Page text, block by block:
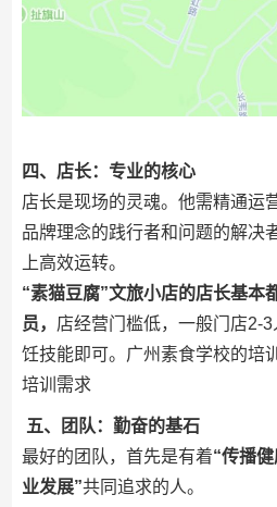
四、店长：专业的核心
店长是现场的灵魂。他需精通运
品牌理念的践行者和问题的解决
上高效运转。
“素猫豆腐”文旅小店的店长基本
员， 店经营门槛低，一般门店2-
饪技能即可。广州素食学校的培
培训需求
五、团队：勤奋的基石
最好的团队，首先是有着“传播
业发展”共同追求的人。